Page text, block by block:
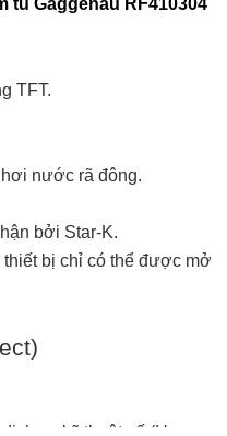
tủ Gaggenau RF410304
TFT.
nước rã đông.
bởi Star-K.
bị chỉ có thể được mở
vụ kỹ thuật số (Home